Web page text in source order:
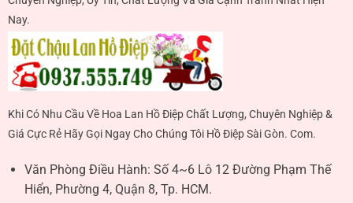
Nay.
Khi Có Nhu Cầu Về Hoa Lan Hồ Điệp Chất Lượng, Chuyên Nghiệp &
Giá Cực Rẻ Hãy Gọi Ngay Cho Chúng Tôi Hồ Điệp Sài Gòn. Com.
Văn Phòng Điều Hành: Số 4~6 Lô 12 Đường Phạm Thế
Hiển, Phường 4, Quận 8, Tp. HCM.